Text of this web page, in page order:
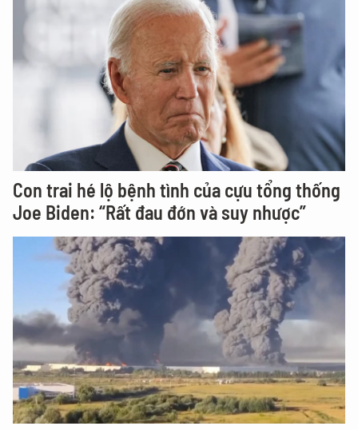
Con trai hé lộ bệnh tình của cựu tổng thống
Joe Biden: “Rất đau đớn và suy nhược”